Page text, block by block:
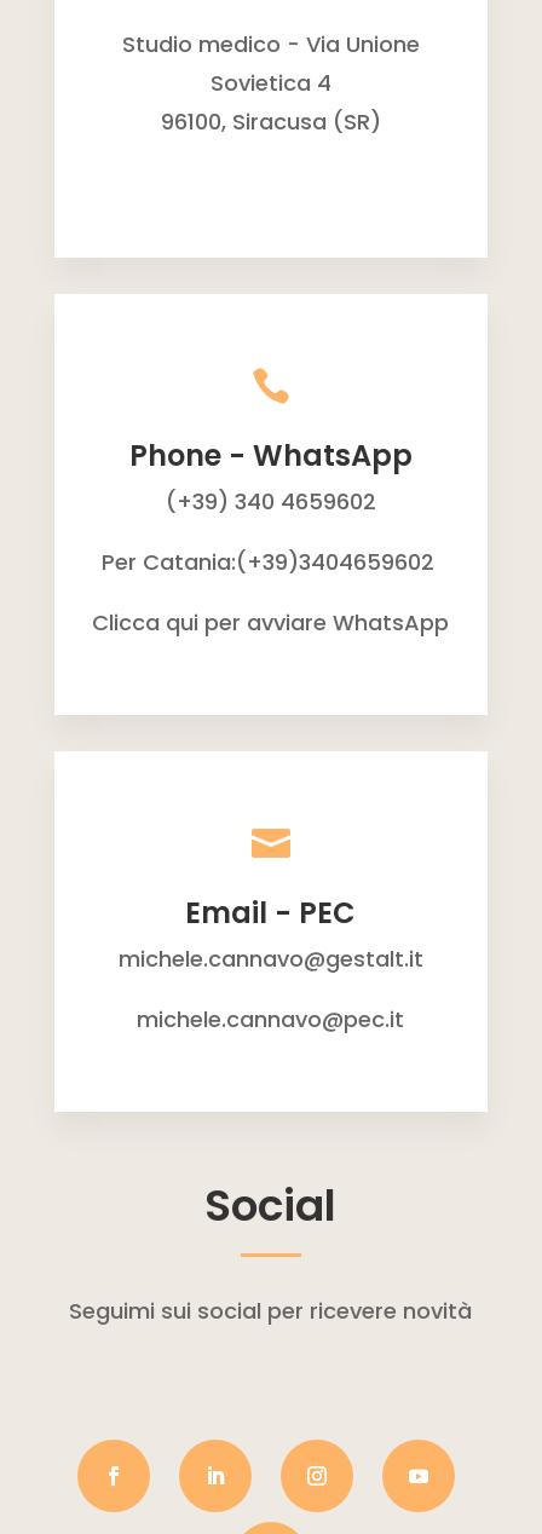
Studio medico - Via Unione
Sovietica 4
96100, Siracusa (SR)

Phone - WhatsApp
(+39) 340 4659602
Per Catania:(+39)3404659602
Clicca qui per avviare WhatsApp

Email - PEC
michele.cannavo@gestalt.it
michele.cannavo@pec.it
Social
Seguimi sui social per ricevere novità